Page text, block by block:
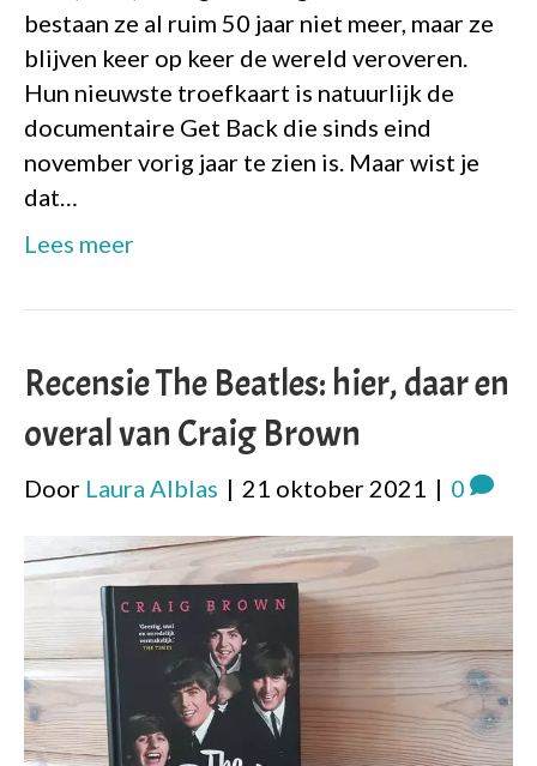
bestaan ze al ruim 50 jaar niet meer, maar ze
blijven keer op keer de wereld veroveren.
Hun nieuwste troefkaart is natuurlijk de
documentaire Get Back die sinds eind
november vorig jaar te zien is. Maar wist je
dat…
Lees meer
Recensie The Beatles: hier, daar en
overal van Craig Brown
Door Laura Alblas | 21 oktober 2021 | 0